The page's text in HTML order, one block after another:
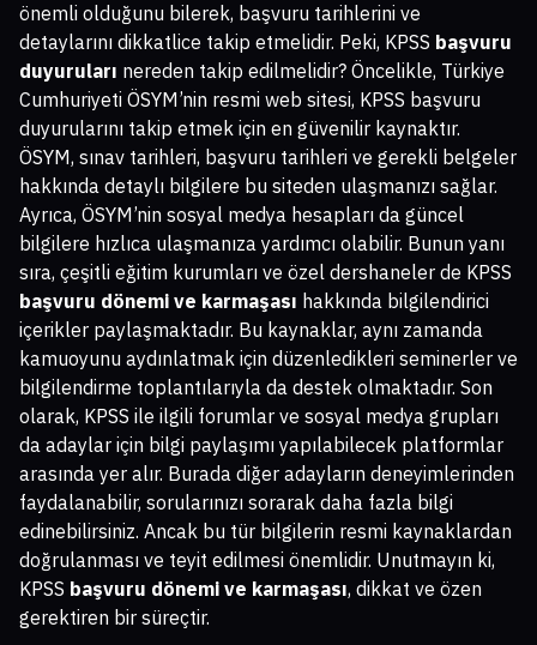
önemli olduğunu bilerek, başvuru tarihlerini ve
detaylarını dikkatlice takip etmelidir. Peki, KPSS başvuru
duyuruları nereden takip edilmelidir? Öncelikle, Türkiye
Cumhuriyeti ÖSYM’nin resmi web sitesi, KPSS başvuru
duyurularını takip etmek için en güvenilir kaynaktır.
ÖSYM, sınav tarihleri, başvuru tarihleri ve gerekli belgeler
hakkında detaylı bilgilere bu siteden ulaşmanızı sağlar.
Ayrıca, ÖSYM’nin sosyal medya hesapları da güncel
bilgilere hızlıca ulaşmanıza yardımcı olabilir. Bunun yanı
sıra, çeşitli eğitim kurumları ve özel dershaneler de KPSS
başvuru dönemi ve karmaşası hakkında bilgilendirici
içerikler paylaşmaktadır. Bu kaynaklar, aynı zamanda
kamuoyunu aydınlatmak için düzenledikleri seminerler ve
bilgilendirme toplantılarıyla da destek olmaktadır. Son
olarak, KPSS ile ilgili forumlar ve sosyal medya grupları
da adaylar için bilgi paylaşımı yapılabilecek platformlar
arasında yer alır. Burada diğer adayların deneyimlerinden
faydalanabilir, sorularınızı sorarak daha fazla bilgi
edinebilirsiniz. Ancak bu tür bilgilerin resmi kaynaklardan
doğrulanması ve teyit edilmesi önemlidir. Unutmayın ki,
KPSS başvuru dönemi ve karmaşası, dikkat ve özen
gerektiren bir süreçtir.